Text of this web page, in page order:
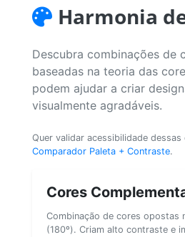
Harmonia
Descubra combinações de
baseadas na teoria das
podem ajudar a criar
visualmente agradáveis.
Quer validar acessibilidade dessas
Comparador Paleta + Contraste.
Cores
Combinação de cores opostas
(180º). Criam alto contraste e